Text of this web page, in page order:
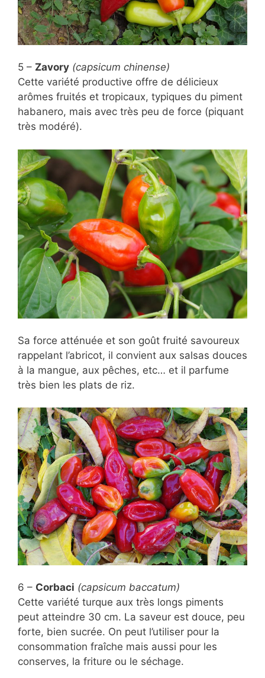
5 – Zavory (capsicum chinense)
Cette variété productive offre de délicieux
arômes fruités et tropicaux, typiques du piment
habanero, mais avec très peu de force (piquant
très modéré).
Sa force atténuée et son goût fruité savoureux
rappelant l’abricot, il convient aux salsas douces
à la mangue, aux pêches, etc… et il parfume
très bien les plats de riz.
6 – Corbaci (capsicum baccatum)
Cette variété turque aux très longs piments
peut atteindre 30 cm. La saveur est douce, peu
forte, bien sucrée. On peut l’utiliser pour la
consommation fraîche mais aussi pour les
conserves, la friture ou le séchage.